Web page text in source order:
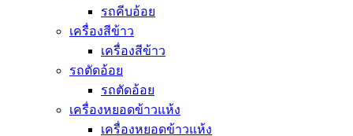
รถคีบอ้อย
เครื่องสีข้าว
เครื่องสีข้าว
รถตัดอ้อย
รถตัดอ้อย
เครื่องหยอดข้าวแห้ง
เครื่องหยอดข้าวแห้ง